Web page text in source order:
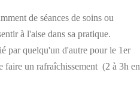
de séances de soins ou
à l'aise dans sa pratique.
par quelqu'un d'autre pour le 1er
faire un rafraîchissement (2 à 3h en